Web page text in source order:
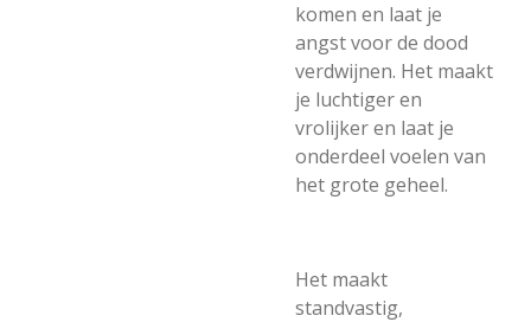
komen en laat je
angst voor de dood
verdwijnen. Het maakt
je luchtiger en
vrolijker en laat je
onderdeel voelen van
het grote geheel.
Het maakt
standvastig,